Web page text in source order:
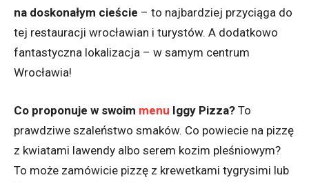
na doskonałym cieście – to najbardziej przyciąga do
tej restauracji wrocławian i turystów. A dodatkowo
fantastyczna lokalizacja – w samym centrum
Wrocławia!
Co proponuje w swoim menu Iggy Pizza? To
prawdziwe szaleństwo smaków. Co powiecie na pizzę
z kwiatami lawendy albo serem kozim pleśniowym?
To może zamówicie pizzę z krewetkami tygrysimi lub